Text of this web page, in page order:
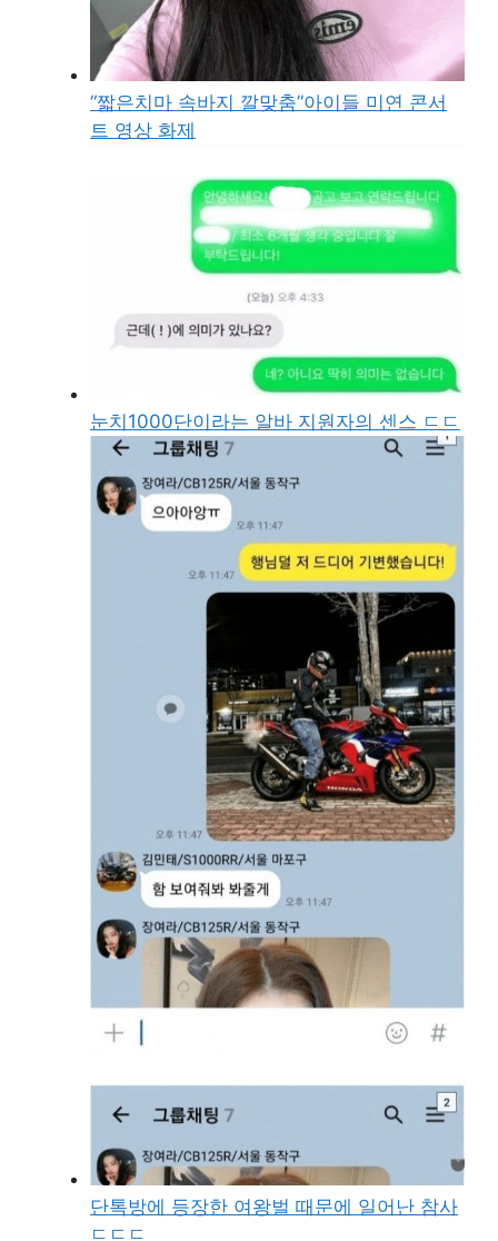
“짧은치마 속바지 깔맞춤”아이들 미연 콘서
트 영상 화제
눈치1000단이라는 알바 지원자의 센스 ㄷㄷ
단톡방에 등장한 여왕벌 때문에 일어난 참사
ㄷㄷㄷ